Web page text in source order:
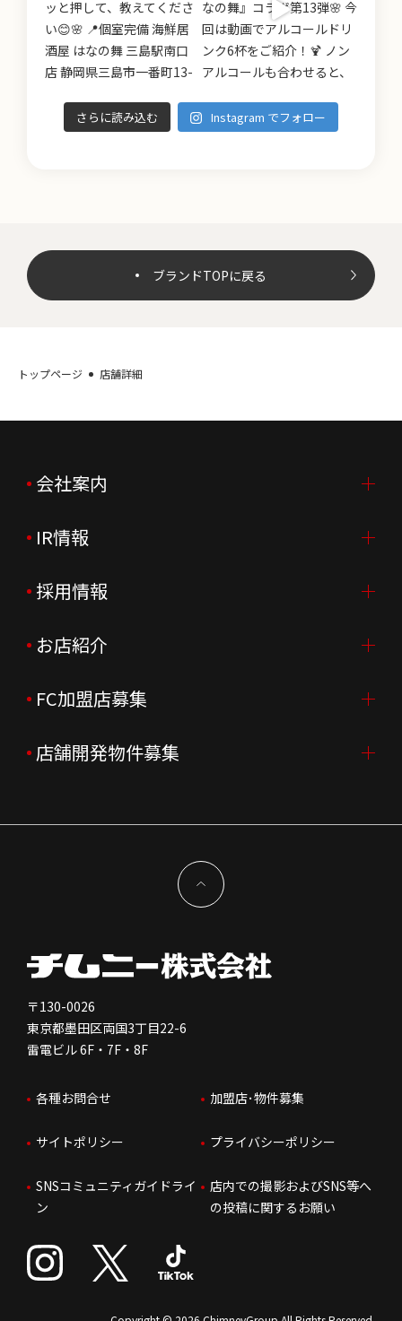
さらに読み込む Instagram でフォロー
ブランドTOPに戻る
トップページ 店舗詳細
会社案内
会社案内TOP
ご挨拶
会社概要
会社沿革
企業理念
新型コロナウイルス対応
IR情報
IR情報TOP
ニュースリリース
月次売上
決算資料
コーポレートガバナンス
免責事項
株価情報
IRお問合せ
採用情報
採用情報TOP
新卒採用
中途採用
会社を知る
人を知る
はたらく環境
人財育成
サステナビリティ
お店紹介
店舗を探す・予約する
よくあるご質問
FC加盟店募集
FC加盟店募集TOP
独立支援について
FC加盟店お問合せ
店舗開発物件募集
〒130-0026
東京都墨田区両国3丁目22-6
雷電ビル 6F・7F・8F
各種お問合せ 加盟店･物件募集
サイトポリシー プライバシーポリシー
SNSコミュニティガイドライ
ン
店内での撮影およびSNS等へ
の投稿に関するお願い